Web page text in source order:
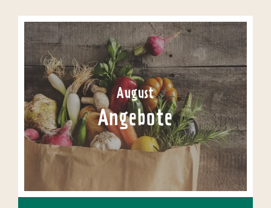
August
Angebote